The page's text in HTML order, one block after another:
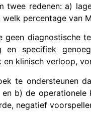
redenen: a)
percentage van
geen diagnostische
specifiek
klinisch verloop,
te ondersteunen
b) de
negatief